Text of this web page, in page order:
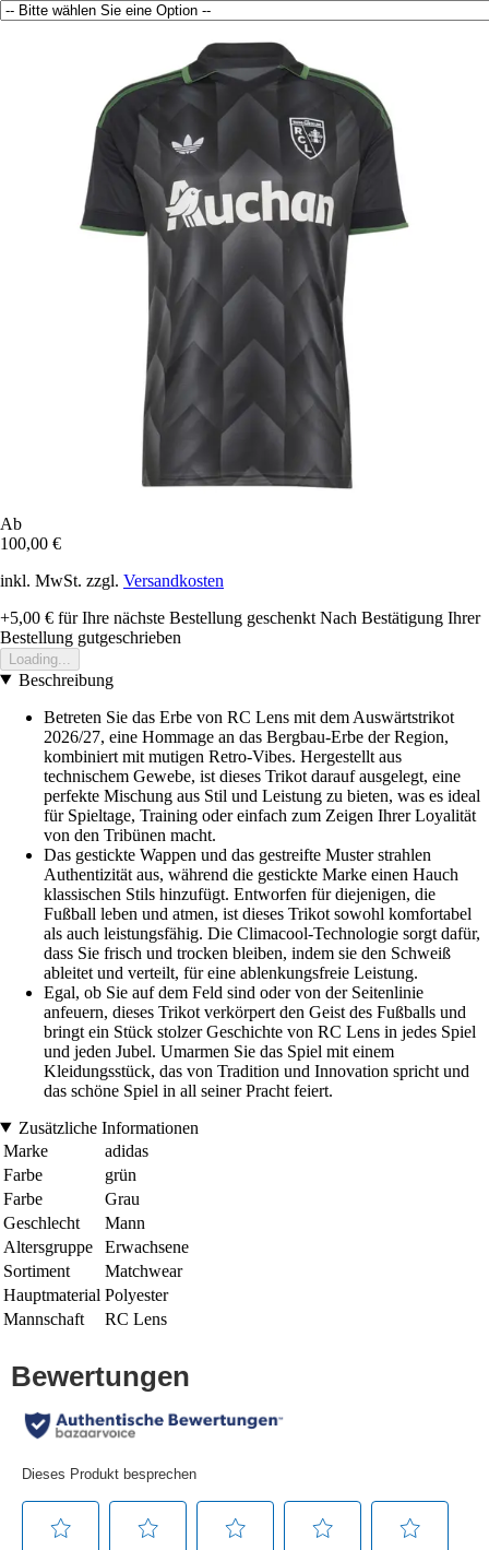
Ab
100,00 €
inkl. MwSt. zzgl. Versandkosten
+5,00 € für Ihre nächste Bestellung geschenkt Nach Bestätigung Ihrer
Bestellung gutgeschrieben
Loading...
Beschreibung
Betreten Sie das Erbe von RC Lens mit dem Auswärtstrikot
2026/27, eine Hommage an das Bergbau-Erbe der Region,
kombiniert mit mutigen Retro-Vibes. Hergestellt aus
technischem Gewebe, ist dieses Trikot darauf ausgelegt, eine
perfekte Mischung aus Stil und Leistung zu bieten, was es ideal
für Spieltage, Training oder einfach zum Zeigen Ihrer Loyalität
von den Tribünen macht.
Das gestickte Wappen und das gestreifte Muster strahlen
Authentizität aus, während die gestickte Marke einen Hauch
klassischen Stils hinzufügt. Entworfen für diejenigen, die
Fußball leben und atmen, ist dieses Trikot sowohl komfortabel
als auch leistungsfähig. Die Climacool-Technologie sorgt dafür,
dass Sie frisch und trocken bleiben, indem sie den Schweiß
ableitet und verteilt, für eine ablenkungsfreie Leistung.
Egal, ob Sie auf dem Feld sind oder von der Seitenlinie
anfeuern, dieses Trikot verkörpert den Geist des Fußballs und
bringt ein Stück stolzer Geschichte von RC Lens in jedes Spiel
und jeden Jubel. Umarmen Sie das Spiel mit einem
Kleidungsstück, das von Tradition und Innovation spricht und
das schöne Spiel in all seiner Pracht feiert.
Zusätzliche Informationen
Marke
adidas
Farbe
grün
Farbe
Grau
Geschlecht
Mann
Altersgruppe
Erwachsene
Sortiment
Matchwear
Hauptmaterial Polyester
Mannschaft
RC Lens